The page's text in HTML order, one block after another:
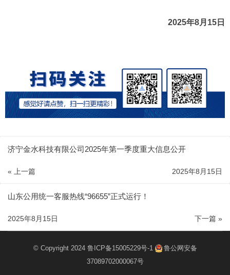
2025年8月15日
济宁金水科技有限公司2025年第一季度重大信息公开
« 上一篇 2025年8月15日
山东公用统一客服热线“96655”正式运行！
下一篇 »
2025年8月15日
© Copyright 2024 鲁ICP备15005229号-1
鲁公网安备
37089702000067号